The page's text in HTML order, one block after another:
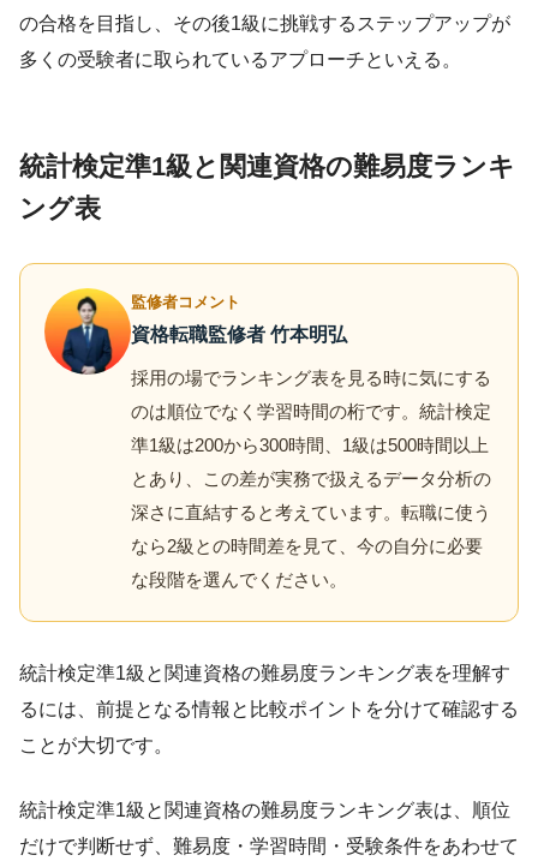
の合格を目指し、その後1級に挑戦するステップアップが
多くの受験者に取られているアプローチといえる。
統計検定準1級と関連資格の難易度ランキ
ング表
監修者コメント
資格転職監修者 竹本明弘
採用の場でランキング表を見る時に気にする
のは順位でなく学習時間の桁です。統計検定
準1級は200から300時間、1級は500時間以上
とあり、この差が実務で扱えるデータ分析の
深さに直結すると考えています。転職に使う
なら2級との時間差を見て、今の自分に必要
な段階を選んでください。
統計検定準1級と関連資格の難易度ランキング表を理解す
るには、前提となる情報と比較ポイントを分けて確認する
ことが大切です。
統計検定準1級と関連資格の難易度ランキング表は、順位
だけで判断せず、難易度・学習時間・受験条件をあわせて